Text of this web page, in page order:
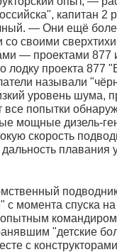
капитан 2
— Они ещё
со своими
— проектами 877
лодку проекта 877
называли
уровень шума,
все попытки
мощные дизель-
скорость
плавания
с момента спуска на
командиром
"детские
с